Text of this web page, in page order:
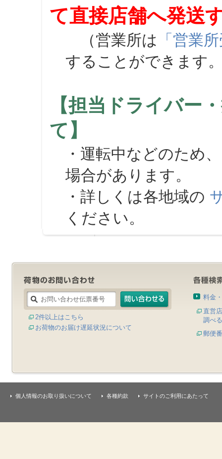
て直接店舗へ発送
（営業所は 「営業
することができます
【担当ドライバー
て】
・運転中などのため
場合があります。
・詳しくは各地域の
ください。
2件以上はこちら
お荷物のお届け遅延状況について
料金
直営
調べる
郵便
個人情報のお取り扱いについて 各種約款 サイトのご利用にあたって